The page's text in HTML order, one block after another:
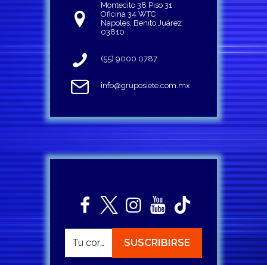
Montecito 38 Piso 31
Oficina 34 WTC
Napoles, Benito Juárez
03810
(55) 9000 0787
info@gruposiete.com.mx